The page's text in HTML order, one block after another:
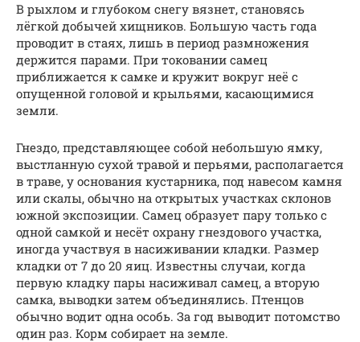
В рыхлом и глубоком снегу вязнет, становясь
лёгкой добычей хищников. Большую часть года
проводит в стаях, лишь в период размножения
держится парами. При токовании самец
приближается к самке и кружит вокруг неё с
опущенной головой и крыльями, касающимися
земли.
Гнездо, представляющее собой небольшую ямку,
выстланную сухой травой и перьями, располагается
в траве, у основания кустарника, под навесом камня
или скалы, обычно на открытых участках склонов
южной экспозиции. Самец образует пару только с
одной самкой и несёт охрану гнездового участка,
иногда участвуя в насиживании кладки. Размер
кладки от 7 до 20 яиц. Известны случаи, когда
первую кладку пары насиживал самец, а вторую
самка, выводки затем объединялись. Птенцов
обычно водит одна особь. За год выводит потомство
один раз. Корм собирает на земле.